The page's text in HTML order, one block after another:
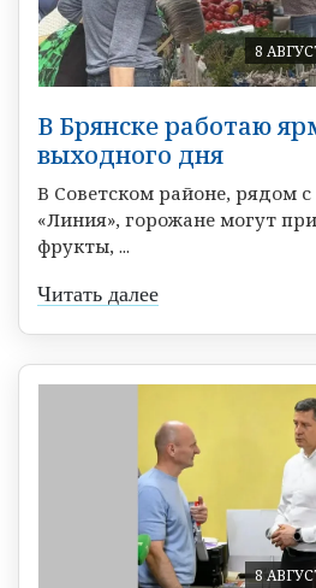
8
В Брянске работаю
выходного дня
В Советском районе, рядом
«Линия», горожане могут
фрукты, ...
Читать далее
8